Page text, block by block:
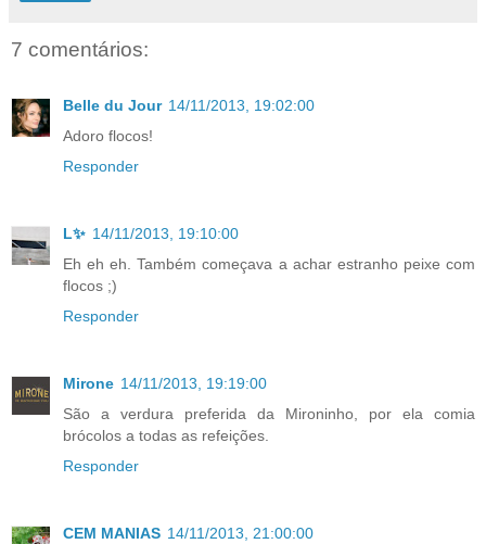
7 comentários:
Belle du Jour 14/11/2013, 19:02:00
Adoro flocos!
Responder
L✨ 14/11/2013, 19:10:00
Eh eh eh. Também começava a achar estranho peixe com
flocos ;)
Responder
Mirone 14/11/2013, 19:19:00
São a verdura preferida da Mironinho, por ela comia
brócolos a todas as refeições.
Responder
CEM MANIAS 14/11/2013, 21:00:00